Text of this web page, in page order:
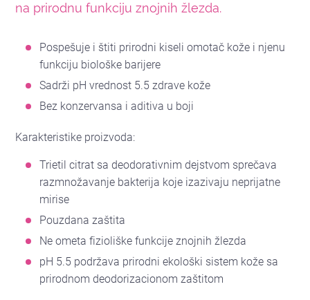
na prirodnu funkciju znojnih žlezda.
Pospešuje i štiti prirodni kiseli omotač kože i njenu
funkciju biološke barijere
Sadrži pH vrednost 5.5 zdrave kože
Bez konzervansa i aditiva u boji
Karakteristike proizvoda:
Trietil citrat sa deodorativnim dejstvom sprečava
razmnožavanje bakterija koje izazivaju neprijatne
mirise
Pouzdana zaštita
Ne ometa fizioliške funkcije znojnih žlezda
pH 5.5 podržava prirodni ekološki sistem kože sa
prirodnom deodorizacionom zaštitom